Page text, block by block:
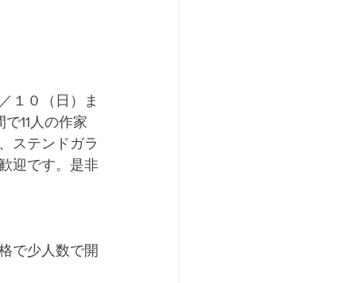
１０（日）ま
11人の作家
ステンドガラ
迎です。是非
で少人数で開